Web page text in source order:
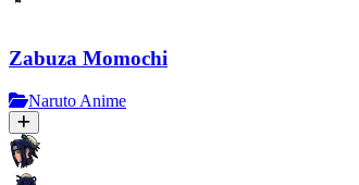
Zabuza Momochi
Naruto Anime